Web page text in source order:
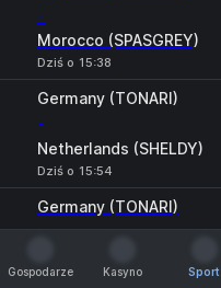
-
Morocco (SPASGREY)
Dziś o 15:38
Germany (TONARI)
-
Netherlands (SHELDY)
Dziś o 15:54
Germany (TONARI)
-
Dziś o 16:10
Gospodarze
Kasyno
Sport